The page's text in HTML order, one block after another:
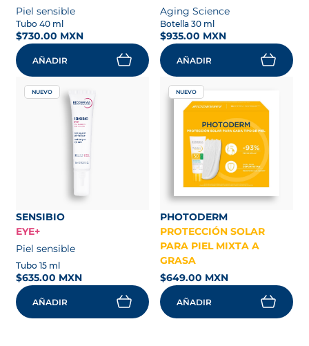
Piel sensible
Tubo 40 ml
$730.00 MXN
AÑADIR
Aging Science
Botella 30 ml
$935.00 MXN
AÑADIR
NUEVO
SENSIBIO
EYE+
Piel sensible
Tubo 15 ml
$635.00 MXN
AÑADIR
NUEVO
PHOTODERM
PROTECCIÓN SOLAR
PARA PIEL MIXTA A
GRASA
$649.00 MXN
AÑADIR